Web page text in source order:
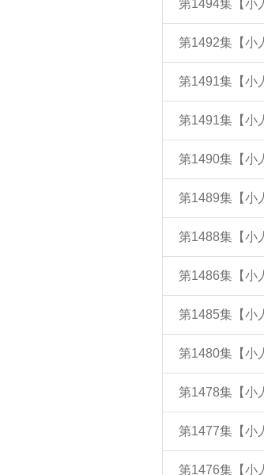
第1494集【小
第1492集【小
第1491集【小
第1491集【小
第1490集【小
第1489集【小
第1488集【小
第1486集【小
第1485集【小
第1480集【小
第1478集【小
第1477集【小
第1476集【小